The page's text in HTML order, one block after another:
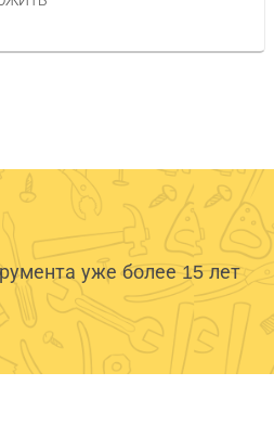
уже более 15 лет